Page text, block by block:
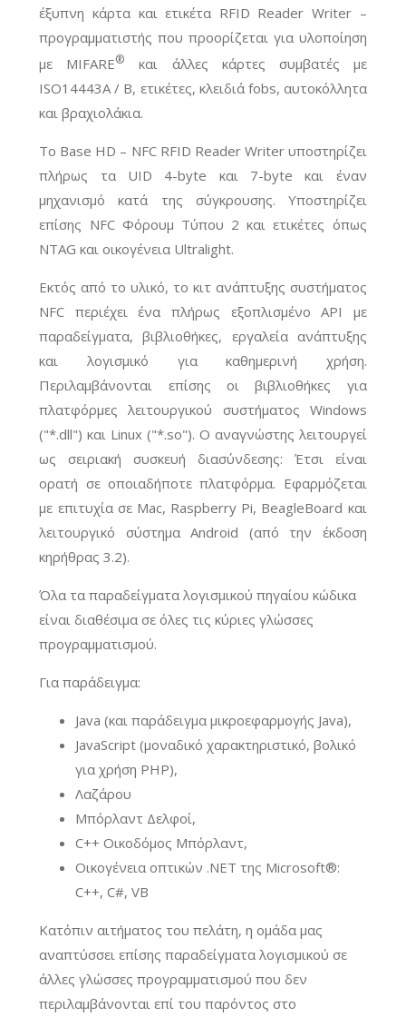
έξυπνη κάρτα και ετικέτα RFID Reader Writer –
προγραμματιστής που προορίζεται για υλοποίηση
με MIFARE®
και άλλες κάρτες συμβατές με
ISO14443A / B, ετικέτες, κλειδιά fobs, αυτοκόλλητα
και βραχιολάκια.
Το Base HD – NFC RFID Reader Writer υποστηρίζει
πλήρως τα UID 4-byte και 7-byte και έναν
μηχανισμό κατά της σύγκρουσης. Υποστηρίζει
επίσης NFC Φόρουμ Τύπου 2 και ετικέτες όπως
NTAG και οικογένεια Ultralight.
Εκτός από το υλικό, το κιτ ανάπτυξης συστήματος
NFC περιέχει ένα πλήρως εξοπλισμένο API με
παραδείγματα, βιβλιοθήκες, εργαλεία ανάπτυξης
και λογισμικό για καθημερινή χρήση.
Περιλαμβάνονται επίσης οι βιβλιοθήκες για
πλατφόρμες λειτουργικού συστήματος Windows
("*.dll") και Linux ("*.so"). Ο αναγνώστης λειτουργεί
ως σειριακή συσκευή διασύνδεσης: Έτσι είναι
ορατή σε οποιαδήποτε πλατφόρμα. Εφαρμόζεται
με επιτυχία σε Mac, Raspberry Pi, BeagleBoard και
λειτουργικό σύστημα Android (από την έκδοση
κηρήθρας 3.2).
Όλα τα παραδείγματα λογισμικού πηγαίου κώδικα
είναι διαθέσιμα σε όλες τις κύριες γλώσσες
προγραμματισμού.
Για παράδειγμα:
Java (και παράδειγμα μικροεφαρμογής Java),
JavaScript (μοναδικό χαρακτηριστικό, βολικό
για χρήση PHP),
Λαζάρου
Μπόρλαντ Δελφοί,
C++ Οικοδόμος Μπόρλαντ,
Οικογένεια οπτικών .NET της Microsoft®:
C++, C#, VB
Κατόπιν αιτήματος του πελάτη, η ομάδα μας
αναπτύσσει επίσης παραδείγματα λογισμικού σε
άλλες γλώσσες προγραμματισμού που δεν
περιλαμβάνονται επί του παρόντος στο